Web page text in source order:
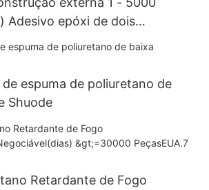
Adesivo epóxi de dois
atacado - Shuode
espuma de poliuretano de
Shuode
Retardante de Fogo